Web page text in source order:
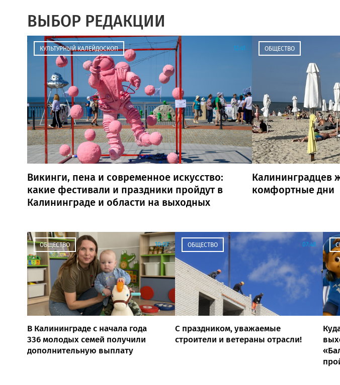
ВЫБОР РЕДАКЦИИ
КУЛЬТУРНЫЙ КАЛЕЙДОСКОП 12:41
Викинги, пена и современное искусство:
какие фестивали и праздники пройдут в
Калининграде и области на выходных
ОБЩЕСТВО
Калининградцев
комфортные дни
ОБЩЕСТВО 10:07
В Калининграде с начала года
336 молодых семей получили
дополнительную выплату
ОБЩЕСТВО 07:48
С праздником, уважаемые
строители и ветераны отрасли!